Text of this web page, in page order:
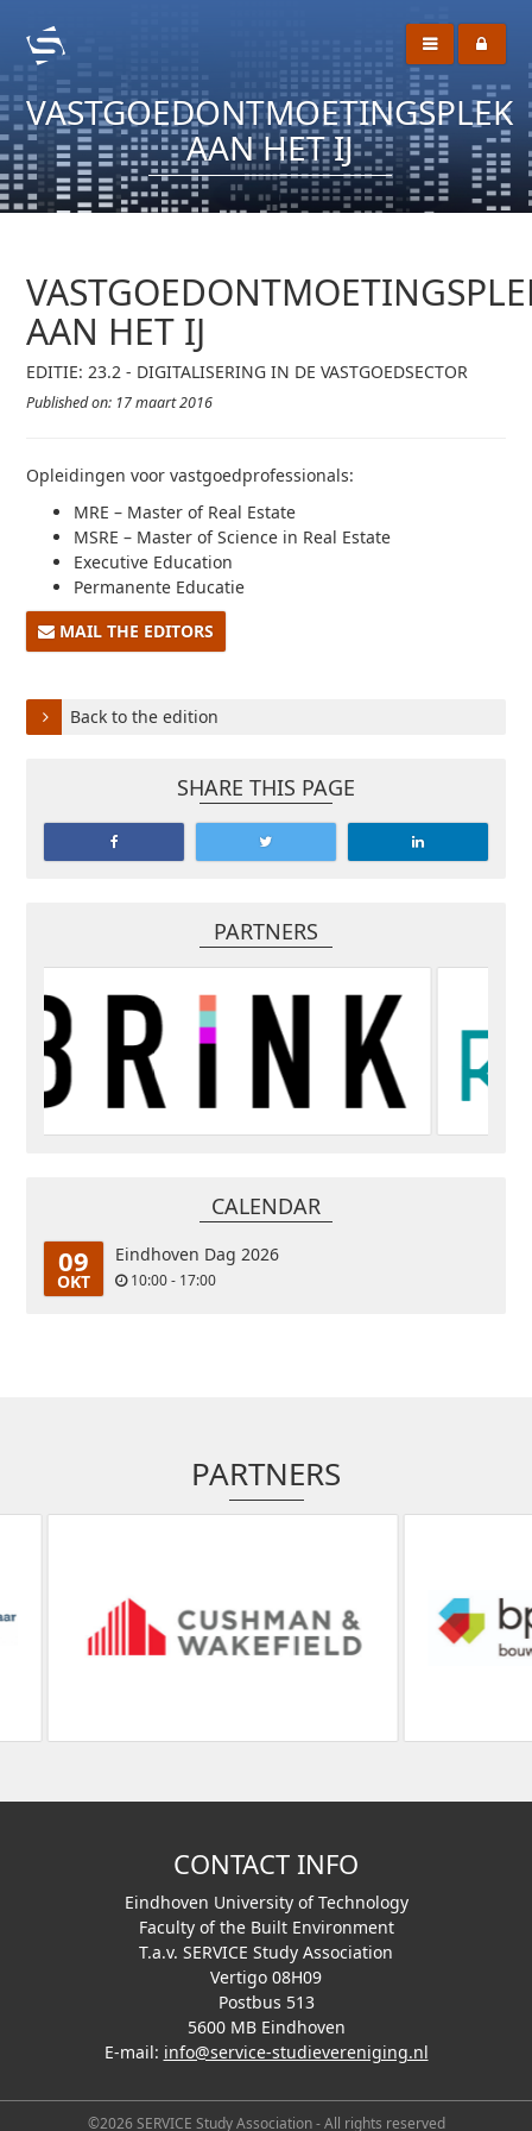
VASTGOEDONTMOETINGSPLEK
AAN HET IJ
AAN HET IJ
EDITIE: 23.2 - DIGITALISERING IN DE VASTGOEDSECTOR
Published on: 17 maart 2016
Opleidingen voor vastgoedprofessionals: 
MRE – Master of Real Estate 
MSRE – Master of Science in Real Estate 
Executive Education 
Permanente Educatie
MAIL THE EDITORS
Back to the edition
SHARE THIS PAGE
PARTNERS
CALENDAR
09
OKT
Eindhoven Dag 2026
10:00 - 17:00
PARTNERS
CONTACT INFO
Eindhoven University of Technology
Faculty of the Built Environment
T.a.v. SERVICE Study Association
Vertigo 08H09
Postbus 513
5600 MB Eindhoven
E-mail: info@service-studievereniging.nl
©2026 SERVICE Study Association - All rights reserved